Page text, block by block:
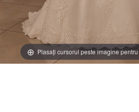
Plasați cursorul peste imagine